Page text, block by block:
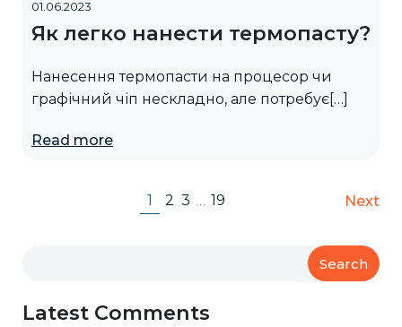
01.06.2023
Як легко нанести термопасту?
Нанесення термопасти на процесор чи
графічний чіп нескладно, але потребує[…]
Read more
1 2 3 … 19 Next
Search
Latest Comments